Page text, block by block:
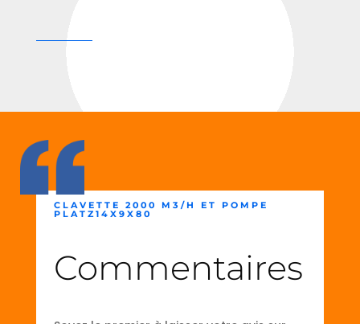
CLAVETTE 2000 M3/H ET POMPE
PLATZ14X9X80
Commentaires